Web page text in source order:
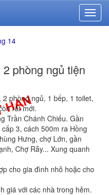
14
phòng ngủ tiện
phòng ngủ, 1 bếp, 1 toilet,
rất mới.
Trần Chánh Chiếu. Gần
3, cách 500m ra Hồng
Hưng, chợ Lớn, gần
Chợ Rẫy... Xung quanh
cho gia đình nhỏ hoặc cho
giá với các nhà trong hẻm.